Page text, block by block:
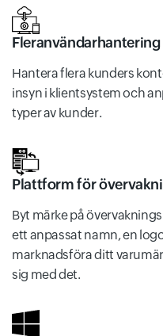
Fleranvändarhantering
Hantera flera kunders
insyn i klientsystem och
typer av kunder.
Plattform för
Byt märke på
ett anpassat namn, en
marknadsföra ditt
sig med det.